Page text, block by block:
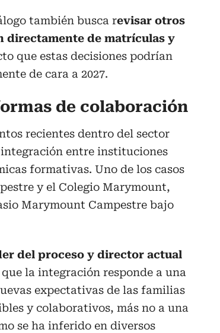
también busca revisar otros
directamente de matrículas y
que estas decisiones podrían
de cara a 2027.
de colaboración
recientes dentro del sector
entre instituciones
formativas. Uno de los casos
y el Colegio Marymount,
Marymount Campestre bajo
del proceso y director actual
la integración responde a una
expectativas de las familias
y colaborativos, más no a una
se ha inferido en diversos